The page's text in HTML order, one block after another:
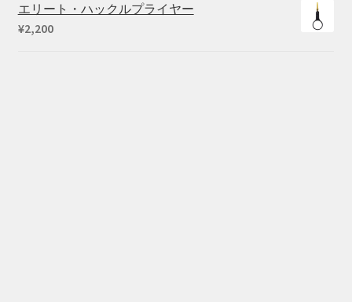
で
¥114,400
エリート・ハックルプライヤー
¥2,200